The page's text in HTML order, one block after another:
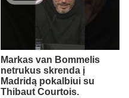
Markas van Bommelis
netrukus skrenda į
Madridą pokalbiui su
Thibaut Courtois.